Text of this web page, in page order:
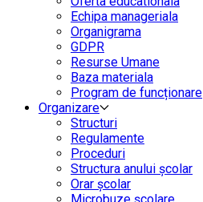
Echipa manageriala
Organigrama
GDPR
Resurse Umane
Baza materiala
Program de funcționare
Organizare
Structuri
Regulamente
Proceduri
Structura anului școlar
Orar școlar